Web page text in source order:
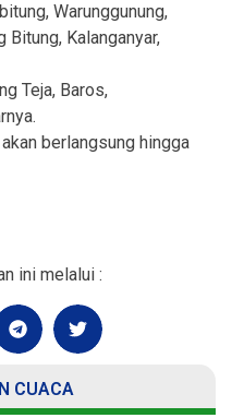
Warunggunung,
Bitung, Kalanganyar,
Teja, Baros,
berlangsung hingga
ini melalui :
CUACA